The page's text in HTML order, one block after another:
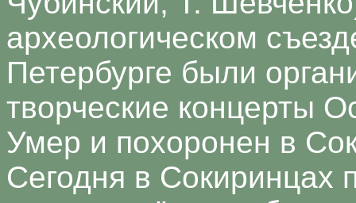
археологическом
Петербурге были
творческие концерты
Умер и похоронен в
Сегодня в Сокиринцах